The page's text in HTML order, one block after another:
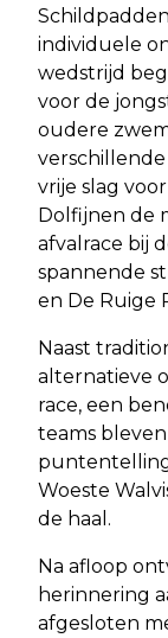
individuele
wedstrijd
voor de
oudere
vrije slag
Dolfijnen de
afvalrace bij
spannende
en De Ruige
Naast
alternatieve
race, een
teams
Woeste
de haal.
Na afloop
herinnering
afgesloten